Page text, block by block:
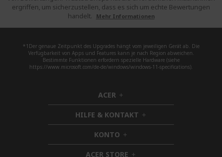
ergriffen, um sicherzustellen, dass es sich um echte Bewertungen
handelt.
Mehr Informationen
*1Der genaue Zeitpunkt des Upgrades hängt vom jeweiligen Gerät ab. Die
Verfügbarkeit von Apps und Features kann je nach Region abweichen.
Bestimmte Funktionen erfordern spezielle Hardware (siehe
https://www.microsoft.com/de-de/windows/windows-11-specifications).
ACER h
i
d
d
e
n
HILFE & KONTAKT h
i
d
KONTO h
i
ACER STORE